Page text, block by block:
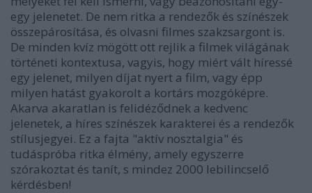
egy jelenetet. De nem ritka a rendezők és színészek
összepárosítása, és olvasni filmes szakzsargont is.
De minden kvíz mögött ott rejlik a filmek világának
történeti kontextusa, vagyis, hogy miért vált híressé
egy jelenet, milyen díjat nyert a film, vagy épp
milyen hatást gyakorolt a kortárs mozgóképre.
Akarva akaratlan is felidéződnek a kedvenc
jelenetek, a híres színészek karakterei és a rendezők
stílusjegyei. Ez a fajta "aktív nosztalgia" és
tudáspróba ritka élmény, amely egyszerre
szórakoztat és tanít, s mindez 2000 lebilincselő
kérdésben!